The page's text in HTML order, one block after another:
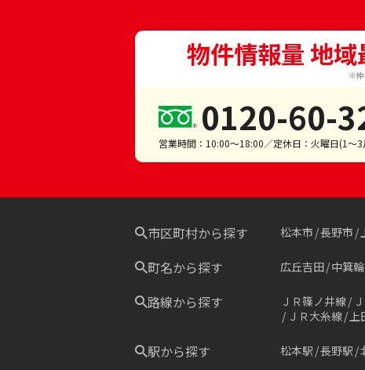
物件情報量 地
※仲
0120-60-
営業時間：10:00～18:00／定休日：火曜日(1～
市区町村から探す 松本市 長野市
町名から探す 広丘吉田 中箕輪
路線から探す ＪＲ篠ノ井線
ＪＲ大糸線 上
駅から探す 松本駅 長野駅